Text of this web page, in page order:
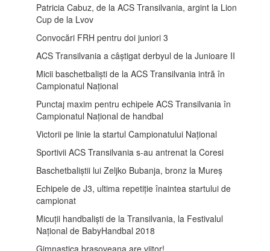
Patricia Cabuz, de la ACS Transilvania, argint la Lion
Cup de la Lvov
Convocări FRH pentru doi juniori 3
ACS Transilvania a câștigat derbyul de la Junioare II
Micii baschetbaliști de la ACS Transilvania intră în
Campionatul Național
Punctaj maxim pentru echipele ACS Transilvania în
Campionatul Național de handbal
Victorii pe linie la startul Campionatului Național
Sportivii ACS Transilvania s-au antrenat la Coresi
Baschetbaliștii lui Zeljko Bubanja, bronz la Mureș
Echipele de J3, ultima repetiție înaintea startului de
campionat
Micuții handbaliști de la Transilvania, la Festivalul
Național de BabyHandbal 2018
Gimnastica brasoveana are viitor!